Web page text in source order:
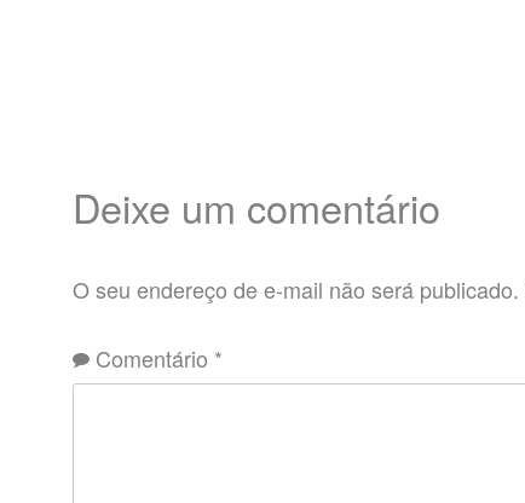
Deixe um comentário
O seu endereço de e-mail não será publicado.
Comentário *